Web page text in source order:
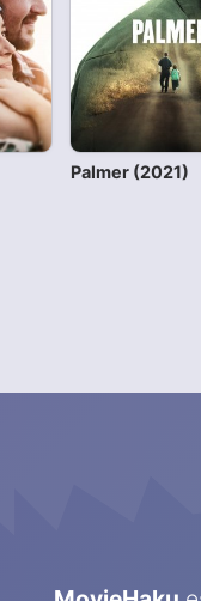
Palmer (2021)